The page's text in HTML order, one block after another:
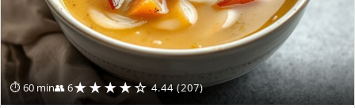
⏱ 60 min👥 6★★★★☆ 4.44 (207)